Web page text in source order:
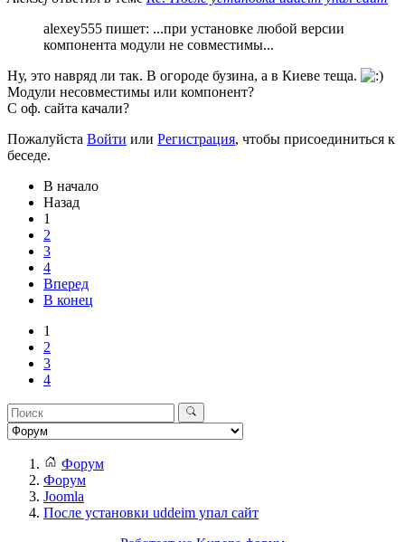
alexey555 пишет: ...при установке любой версии
компонента модули не совместимы...
Ну, это навряд ли так. В огороде бузина, а в Киеве теща.
Модули несовместимы или компонент?
С оф. сайта качали?
Пожалуйста Войти или Регистрация, чтобы присоединиться к
беседе.
В начало
Назад
1
2
3
4
Вперед
В конец
1
2
3
4
Форум
Форум
Joomla
После установки uddeim упал сайт